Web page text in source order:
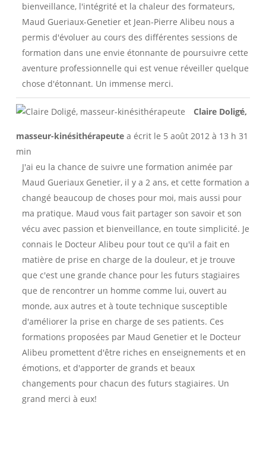
bienveillance, l'intégrité et la chaleur des formateurs,
Maud Gueriaux-Genetier et Jean-Pierre Alibeu nous a
permis d'évoluer au cours des différentes sessions de
formation dans une envie étonnante de poursuivre cette
aventure professionnelle qui est venue réveiller quelque
chose d'étonnant. Un immense merci.
Claire Doligé,
masseur-kinésithérapeute a écrit le 5 août 2012 à 13 h 31
min
J'ai eu la chance de suivre une formation animée par
Maud Gueriaux Genetier, il y a 2 ans, et cette formation a
changé beaucoup de choses pour moi, mais aussi pour
ma pratique. Maud vous fait partager son savoir et son
vécu avec passion et bienveillance, en toute simplicité. Je
connais le Docteur Alibeu pour tout ce qu'il a fait en
matière de prise en charge de la douleur, et je trouve
que c'est une grande chance pour les futurs stagiaires
que de rencontrer un homme comme lui, ouvert au
monde, aux autres et à toute technique susceptible
d'améliorer la prise en charge de ses patients. Ces
formations proposées par Maud Genetier et le Docteur
Alibeu promettent d'être riches en enseignements et en
émotions, et d'apporter de grands et beaux
changements pour chacun des futurs stagiaires. Un
grand merci à eux!
...
cette
méta.